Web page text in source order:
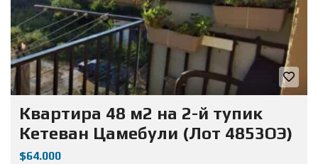
Квартира 48 м2 на 2-й тупик
Кетеван Цамебули (Лот 4853ОЭ)
$64.000